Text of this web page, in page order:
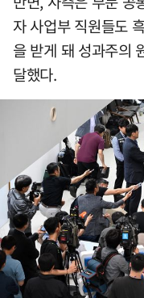
자 사업부 직원들도
을 받게 돼 성과주의
달했다.